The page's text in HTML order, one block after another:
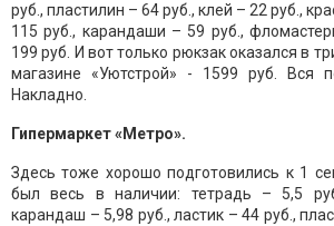
руб., пластилин – 64 руб., клей – 22 руб.,
115 руб., карандаши – 59 руб.,
199 руб. И вот только рюкзак оказался в
магазине «Уютстрой» - 1599 руб. Вся
Накладно.
Гипермаркет «Метро».
Здесь тоже хорошо подготовились к 1
был весь в наличии: тетрадь – 5,5
карандаш – 5,98 руб., ластик – 44 руб.,